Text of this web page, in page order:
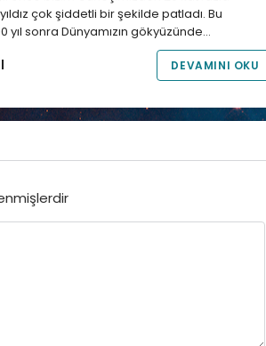
çok şiddetli bir şekilde patladı. Bu
sonra Dünyamızın gökyüzünde…
DEVAMINI OKU